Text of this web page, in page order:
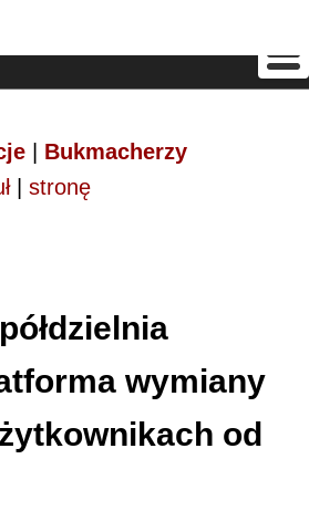
Bukmacherzy
| stronę
wymiany
od